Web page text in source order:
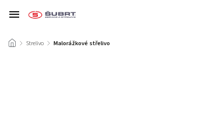
/ Strelivo / Malorážkové střelivo